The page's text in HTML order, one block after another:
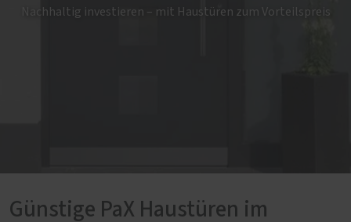
Nachhaltig investieren – mit Haustüren zum Vorteilspreis
Günstige PaX Haustüren im